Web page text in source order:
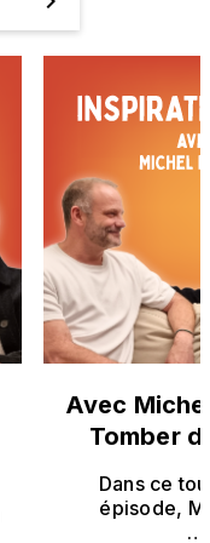
Avec
Tomber
Dans ce
épisode,
…